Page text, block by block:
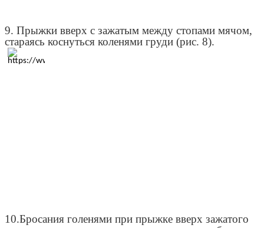
9. Прыжки вверх с зажатым между стопами мячом,
стараясь коснуться коленями груди (рис. 8).
10.Бросания голенями при прыжке вверх зажатого